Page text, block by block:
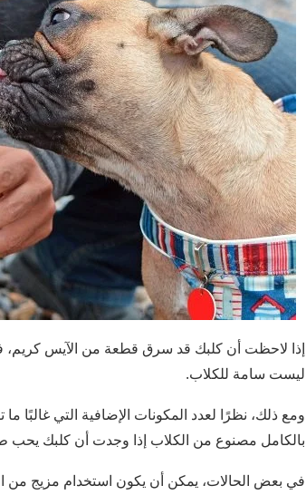
إذا لاحظت أن كلبك قد سرق قطعة من الآيس كريم،
ليست سامة للكلاب.
ومع ذلك، نظرًا لعدد المكونات الإضافية التي
بالكامل مصنوع من الكلاب إذا وجدت أن كلبك يحب
في بعض الحالات، يمكن أن يكون استخدام مزيج من